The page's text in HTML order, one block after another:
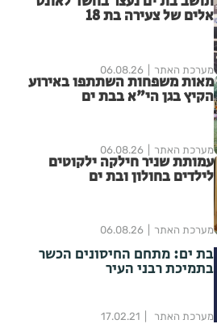
אלים של צעירה בת 18
מערכת האתר 06.08.26
מאות משפחות השתתפו באירוע
הקיץ בגן הי"א בבת ים
מערכת האתר 06.08.26
עמותת שניר חילקה ילקוטים
לילדים בחולון ובת ים
מערכת האתר 06.08.26
בת ים: מתחם החיסונים הכשר
בתמיכת רבני העיר
מערכת האתר 17.02.21